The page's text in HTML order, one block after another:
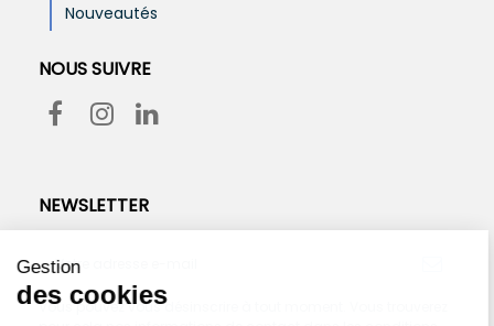
Nouveautés
NOUS SUIVRE
NEWSLETTER
Vous pouvez vous désinscrire à tout moment. Vous trouverez